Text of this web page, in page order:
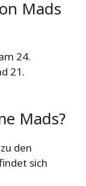
Mads
24.
21.
Mads?
den
sich